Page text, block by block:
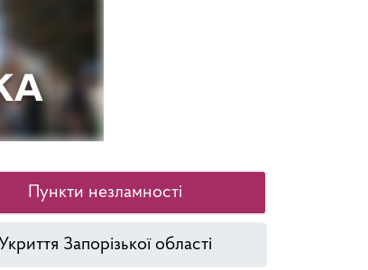
Пункти незламності
Укриття Запорізької області